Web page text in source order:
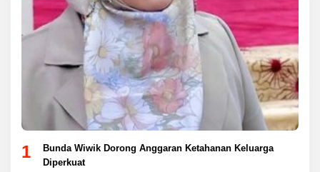
1
Bunda Wiwik Dorong Anggaran Ketahanan Keluarga
Diperkuat